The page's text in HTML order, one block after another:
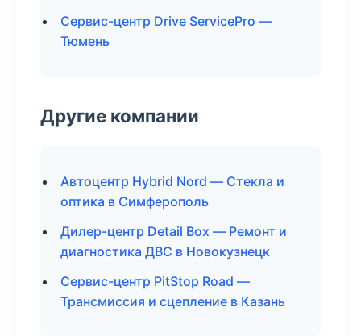
Сервис-центр Drive ServicePro —
Тюмень
Другие компании
Автоцентр Hybrid Nord — Стекла и
оптика в Симферополь
Дилер-центр Detail Box — Ремонт и
диагностика ДВС в Новокузнецк
Сервис-центр PitStop Road —
Трансмиссия и сцепление в Казань